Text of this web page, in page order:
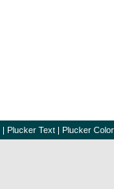
| Plucker Text | Plucker Color